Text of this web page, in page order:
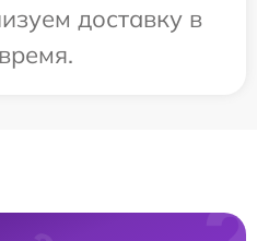
доставку в